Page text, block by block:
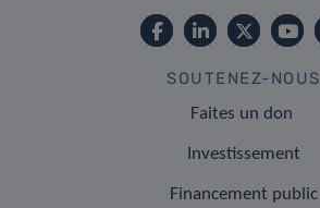
SOUTENEZ-NOUS
Faites un don
Investissement
Financement public